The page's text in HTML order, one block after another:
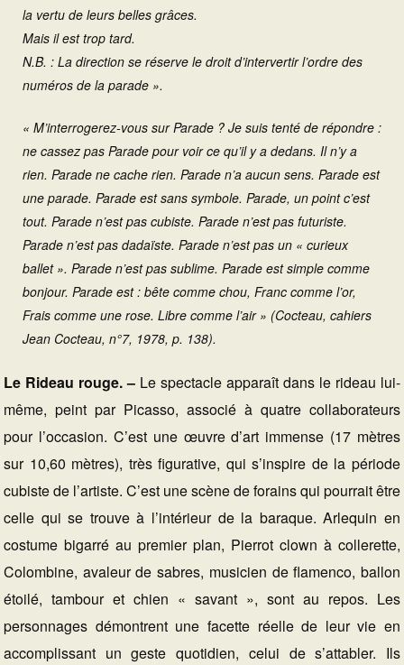
la vertu de leurs belles grâces.
Mais il est trop tard.
N.B. : La direction se réserve le droit d’intervertir l’ordre des
numéros de la parade ».
« M’interrogerez-vous sur Parade ? Je suis tenté de répondre :
ne cassez pas Parade pour voir ce qu’il y a dedans. Il n’y a
rien. Parade ne cache rien. Parade n’a aucun sens. Parade est
une parade. Parade est sans symbole. Parade, un point c’est
tout. Parade n’est pas cubiste. Parade n’est pas futuriste.
Parade n’est pas dadaïste. Parade n’est pas un « curieux
ballet ». Parade n’est pas sublime. Parade est simple comme
bonjour. Parade est : bête comme chou, Franc comme l’or,
Frais comme une rose. Libre comme l’air » (Cocteau, cahiers
Jean Cocteau, n°7, 1978, p. 138).
Le Rideau rouge. – Le spectacle apparaît dans le rideau lui-
même, peint par Picasso, associé à quatre collaborateurs
pour l’occasion. C’est une œuvre d’art immense (17 mètres
sur 10,60 mètres), très figurative, qui s’inspire de la période
cubiste de l’artiste. C’est une scène de forains qui pourrait être
celle qui se trouve à l’intérieur de la baraque. Arlequin en
costume bigarré au premier plan, Pierrot clown à collerette,
Colombine, avaleur de sabres, musicien de flamenco, ballon
étoilé, tambour et chien « savant », sont au repos. Les
personnages démontrent une facette réelle de leur vie en
accomplissant un geste quotidien, celui de s’attabler. Ils